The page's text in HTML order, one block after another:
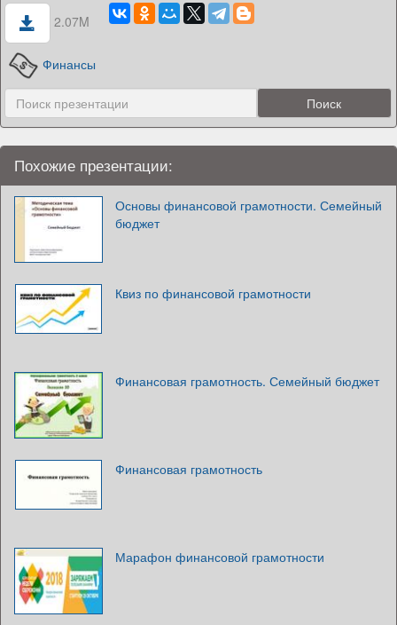
2.07M
Финансы
Похожие презентации:
Основы финансовой грамотности. Семейный
бюджет
Квиз по финансовой грамотности
Финансовая грамотность. Семейный бюджет
Финансовая грамотность
Марафон финансовой грамотности